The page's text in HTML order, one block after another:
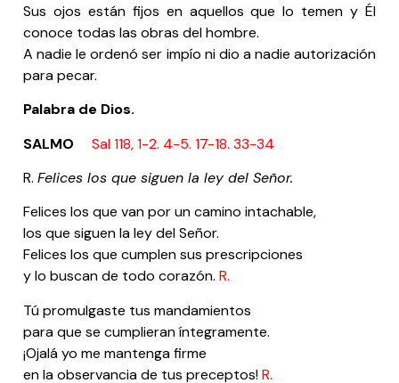
Sus ojos están fijos en aquellos que lo temen y Él
conoce todas las obras del hombre.
A nadie le ordenó ser impío ni dio a nadie autorización
para pecar.
Palabra de Dios.
SALMO Sal 118, 1-2. 4-5. 17-18. 33-34
R. Felices los que siguen la ley del Señor.
Felices los que van por un camino intachable,
los que siguen la ley del Señor.
Felices los que cumplen sus prescripciones
y lo buscan de todo corazón. R.
Tú promulgaste tus mandamientos
para que se cumplieran íntegramente.
¡Ojalá yo me mantenga firme
en la observancia de tus preceptos!R.